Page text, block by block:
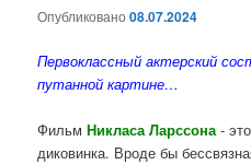
Опубликовано08.07.2024
Первоклассный актерский
путанной картине…
ФильмНикласа Ларссона -
диковинка. Вроде бы